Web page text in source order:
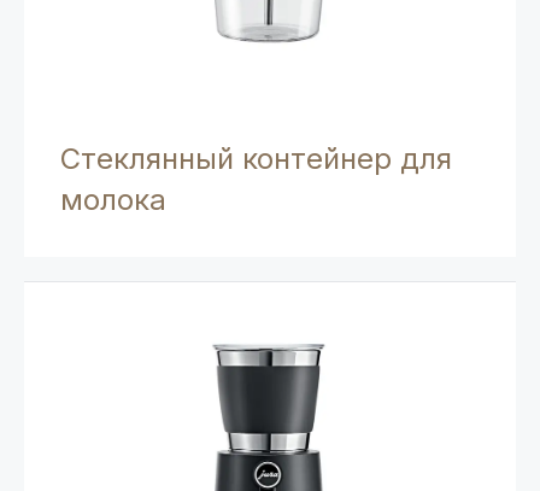
Стеклянный контейнер для
молока